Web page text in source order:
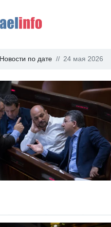
Новости по дате 24 мая 2026